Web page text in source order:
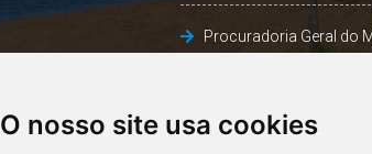
O nosso site usa cookies
Procuradoria Geral do